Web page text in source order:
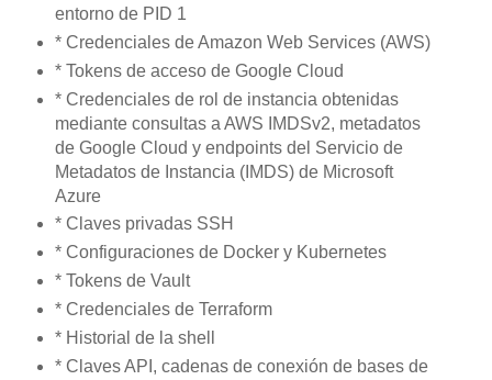
entorno de PID 1
* Credenciales de Amazon Web Services (AWS)
* Tokens de acceso de Google Cloud
* Credenciales de rol de instancia obtenidas
mediante consultas a AWS IMDSv2, metadatos
de Google Cloud y endpoints del Servicio de
Metadatos de Instancia (IMDS) de Microsoft
Azure
* Claves privadas SSH
* Configuraciones de Docker y Kubernetes
* Tokens de Vault
* Credenciales de Terraform
* Historial de la shell
* Claves API, cadenas de conexión de bases de